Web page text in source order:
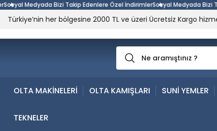
Medyada Bizi Takip Edenlere Özel İndirimlerSosyal Medyada Bizi
Türkiye’nin her bölgesine 2000 TL ve üzeri Ücretsiz Kargo
OLTA MAKİNELERİ OLTA KAMIŞLARI SUNİ YEMLER
TEKNELER